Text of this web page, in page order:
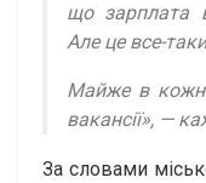
що зарплата
Але це все-
Майже в
вакансії», —
За словами